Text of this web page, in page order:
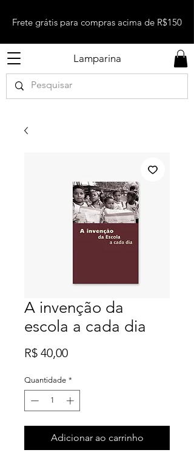
Lamparina
Frete grátis para compras acima de R$150
A invenção da
escola a cada dia
R$ 40,00Preço
Quantidade *
Adicionar ao carrinho